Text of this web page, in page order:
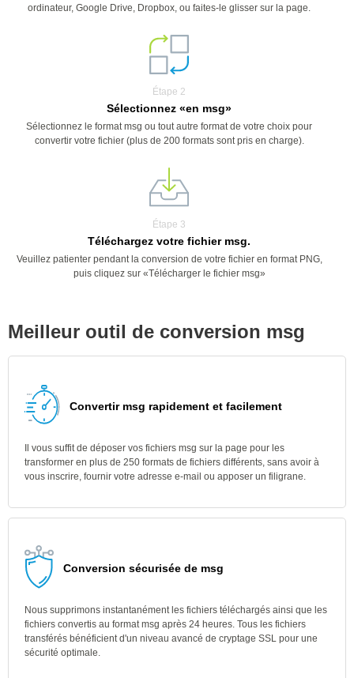
ordinateur, Google Drive, Dropbox, ou faites-le glisser sur la page.
Étape 2
Sélectionnez «en msg»
Sélectionnez le format msg ou tout autre format de votre choix pour
convertir votre fichier (plus de 200 formats sont pris en charge).
Étape 3
Téléchargez votre fichier msg.
Veuillez patienter pendant la conversion de votre fichier en format PNG,
puis cliquez sur «Télécharger le fichier msg»
Meilleur outil de conversion msg
Convertir msg rapidement et facilement
Il vous suffit de déposer vos fichiers msg sur la page pour les
transformer en plus de 250 formats de fichiers différents, sans avoir à
vous inscrire, fournir votre adresse e-mail ou apposer un filigrane.
Conversion sécurisée de msg
Nous supprimons instantanément les fichiers téléchargés ainsi que les
fichiers convertis au format msg après 24 heures. Tous les fichiers
transférés bénéficient d'un niveau avancé de cryptage SSL pour une
sécurité optimale.